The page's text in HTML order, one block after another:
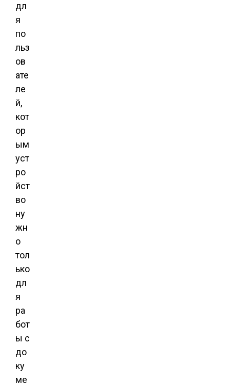
дл
я
по
льз
ов
ате
ле
й,
кот
ор
ым
уст
ро
йст
во
ну
жн
о
тол
ько
дл
я
ра
бот
ы с
до
ку
ме